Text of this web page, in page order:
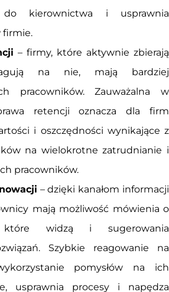
do kierownictwa i usprawnia
firmie.
– firmy, które aktywnie zbierają
na nie, mają bardziej
pracowników. Zauważalna w
retencji oznacza dla firm
i oszczędności wynikające z
na wielokrotne zatrudnianie i
pracowników.
– dzięki kanałom informacji
mają możliwość mówienia o
które widzą i sugerowania
Szybkie reagowanie na
pomysłów na ich
usprawnia procesy i napędza